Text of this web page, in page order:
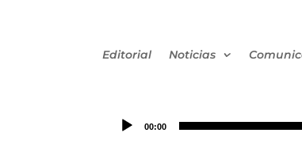
Editorial Noticias
00:00